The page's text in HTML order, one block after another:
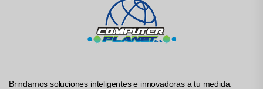
Brindamos soluciones inteligentes e innovadoras a tu medida.